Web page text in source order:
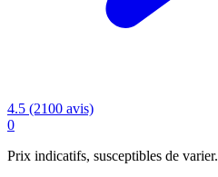
4.5 (2100 avis)
0
Prix indicatifs, susceptibles de varier.